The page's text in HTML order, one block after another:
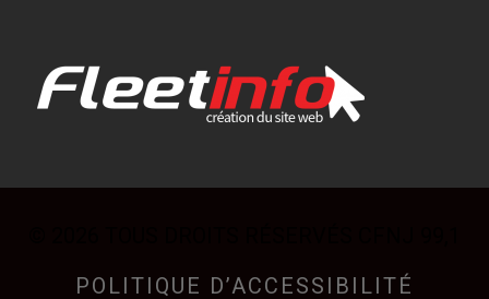
POLITIQUE D’ACCESSIBILITÉ